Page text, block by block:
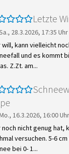
Letzte
28.3.2026, 17:35 Uhr
will, kann vielleicht
und es kommt
Z.Zt. am...
16.3.2026, 16:00 Uhr
noch nicht genug hat,
versuchen. 5-6
bei 0- 1...